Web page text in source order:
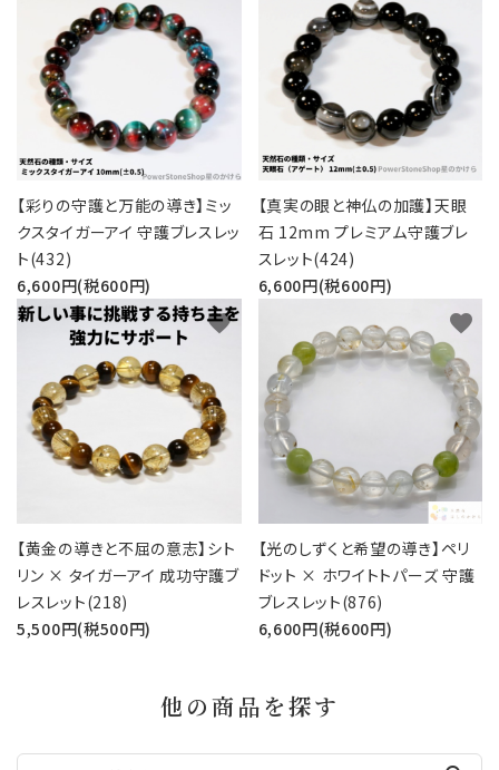
【彩りの守護と万能の導き】ミッ
クスタイガーアイ 守護ブレスレッ
ト(432)
6,600円(税600円)
【真実の眼と神仏の加護】天眼
石 12mm プレミアム守護ブレ
スレット(424)
6,600円(税600円)
【黄金の導きと不屈の意志】シト
リン × タイガーアイ 成功守護ブ
レスレット(218)
5,500円(税500円)
favorite
【光のしずくと希望の導き】ペリ
ドット × ホワイトトパーズ 守護
ブレスレット(876)
6,600円(税600円)
favorite
他の商品を探す